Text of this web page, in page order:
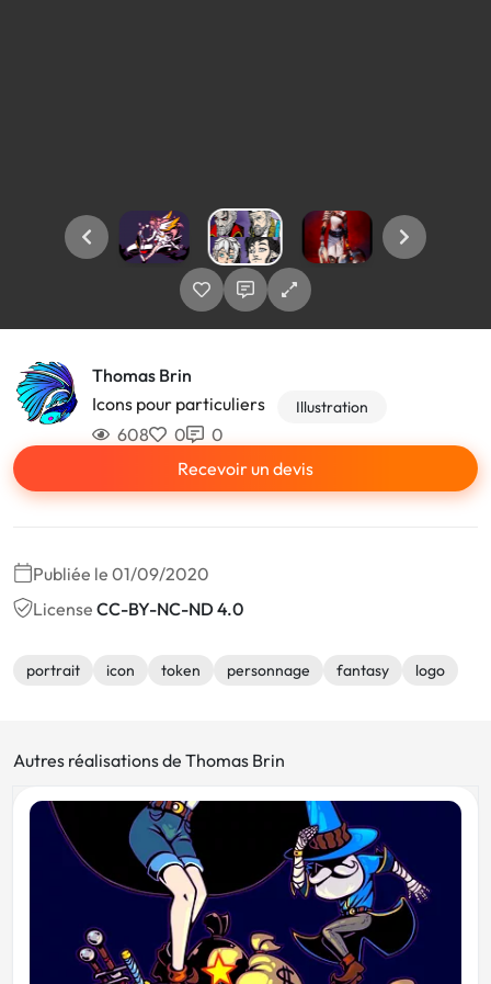
Thomas Brin
Icons pour particuliers
Illustration
608 0
0
Recevoir un devis
Publiée le 01/09/2020
License CC-BY-NC-ND 4.0
portrait icon token personnage fantasy logo
Autres réalisations de Thomas Brin